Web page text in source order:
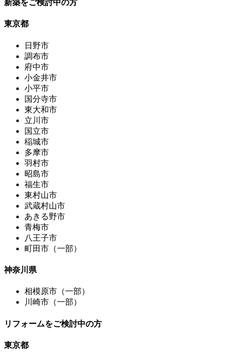
新築をご検討中の方
東京都
日野市
調布市
府中市
小金井市
小平市
国分寺市
東大和市
立川市
国立市
稲城市
多摩市
羽村市
昭島市
福生市
東村山市
武蔵村山市
あきる野市
青梅市
八王子市
町田市（一部）
神奈川県
相模原市（一部）
川崎市（一部）
リフォームをご検討中の方
東京都